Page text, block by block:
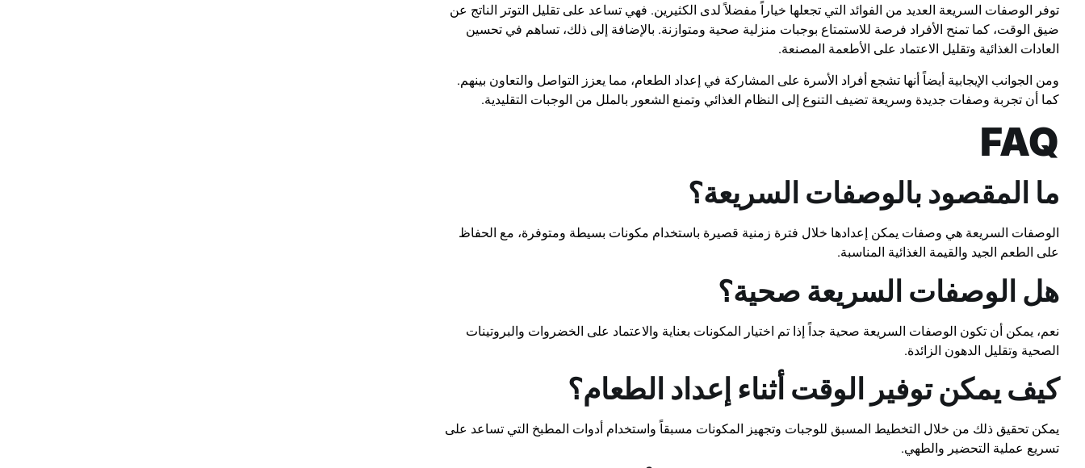
توفر الوصفات السريعة العديد من الفوائد التي تجعلها خياراً مفضلاً لدى الكثيرين. فهي تساعد على تقليل التوتر الناتج عن
ضيق الوقت، كما تمنح الأفراد فرصة للاستمتاع بوجبات منزلية صحية ومتوازنة. بالإضافة إلى ذلك، تساهم في تحسين
العادات الغذائية وتقليل الاعتماد على الأطعمة المصنعة.
ومن الجوانب الإيجابية أيضاً أنها تشجع أفراد الأسرة على المشاركة في إعداد الطعام، مما يعزز التواصل والتعاون بينهم.
كما أن تجربة وصفات جديدة وسريعة تضيف التنوع إلى النظام الغذائي وتمنع الشعور بالملل من الوجبات التقليدية.
FAQ
ما المقصود بالوصفات السريعة؟
الوصفات السريعة هي وصفات يمكن إعدادها خلال فترة زمنية قصيرة باستخدام مكونات بسيطة ومتوفرة، مع الحفاظ
على الطعم الجيد والقيمة الغذائية المناسبة.
هل الوصفات السريعة صحية؟
نعم، يمكن أن تكون الوصفات السريعة صحية جداً إذا تم اختيار المكونات بعناية والاعتماد على الخضروات والبروتينات
الصحية وتقليل الدهون الزائدة.
كيف يمكن توفير الوقت أثناء إعداد الطعام؟
يمكن تحقيق ذلك من خلال التخطيط المسبق للوجبات وتجهيز المكونات مسبقاً واستخدام أدوات المطبخ التي تساعد على
تسريع عملية التحضير والطهي.